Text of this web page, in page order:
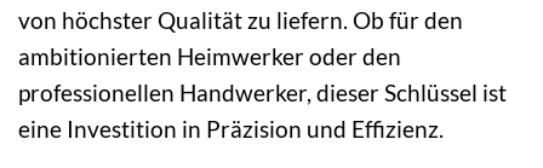
von höchster Qualität zu liefern. Ob für den
ambitionierten Heimwerker oder den
professionellen Handwerker, dieser Schlüssel ist
eine Investition in Präzision und Effizienz.